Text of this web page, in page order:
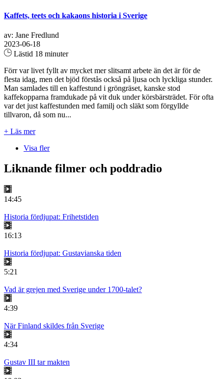
Kaffets, teets och kakaons historia i Sverige
av: Jane Fredlund
2023-06-18
Lästid 18 minuter
Förr var livet fyllt av mycket mer slitsamt arbete än det är för de
flesta idag, men det bjöd förstås också på ljusa och lyckliga stunder.
Man samlades till en kaffestund i gröngräset, kanske stod
kaffekopparna framdukade på vit duk under körsbärsträdet. För ofta
var det just kaffestunden med familj och släkt som förgyllde
tillvaron, då som nu...
+ Läs mer
Visa fler
Liknande filmer och poddradio
14:45
Historia fördjupat: Frihetstiden
16:13
Historia fördjupat: Gustavianska tiden
5:21
Vad är grejen med Sverige under 1700-talet?
4:39
När Finland skildes från Sverige
4:34
Gustav III tar makten